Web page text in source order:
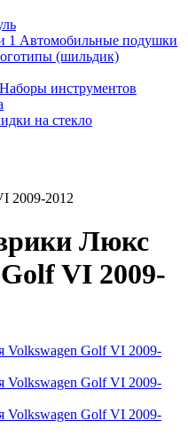
Автомобильные подушки
(шильдик)
Наборы инструментов
на стекло
2009-2012
Люкс
VI 2009-